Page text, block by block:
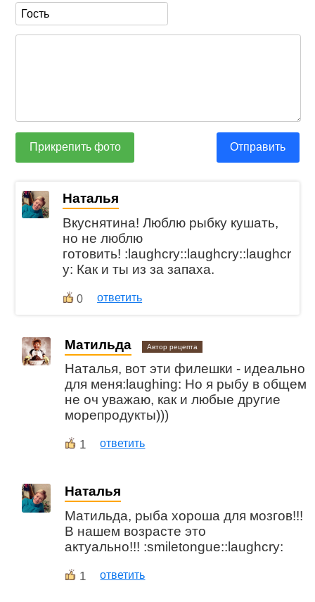
Прикрепить фото Отправить
Наталья
Вкуснятина! Люблю рыбку кушать,
но не люблю
готовить! :laughcry::laughcry::laughcr
y: Как и ты из за запаха.
0 ответить
Матильда Автор рецепта
Наталья, вот эти филешки - идеально
для меня:laughing: Но я рыбу в общем
не оч уважаю, как и любые другие
морепродукты)))
1 ответить
Наталья
Матильда, рыба хороша для мозгов!!!
В нашем возрасте это
актуально!!! :smiletongue::laughcry:
1 ответить